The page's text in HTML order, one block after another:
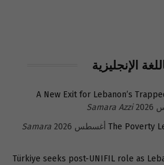
الإنجليزية
A New Exit for Lebanon’s
Samara Azzi
The Poverty
Samara
Türkiye seeks post-UNIFIL role as